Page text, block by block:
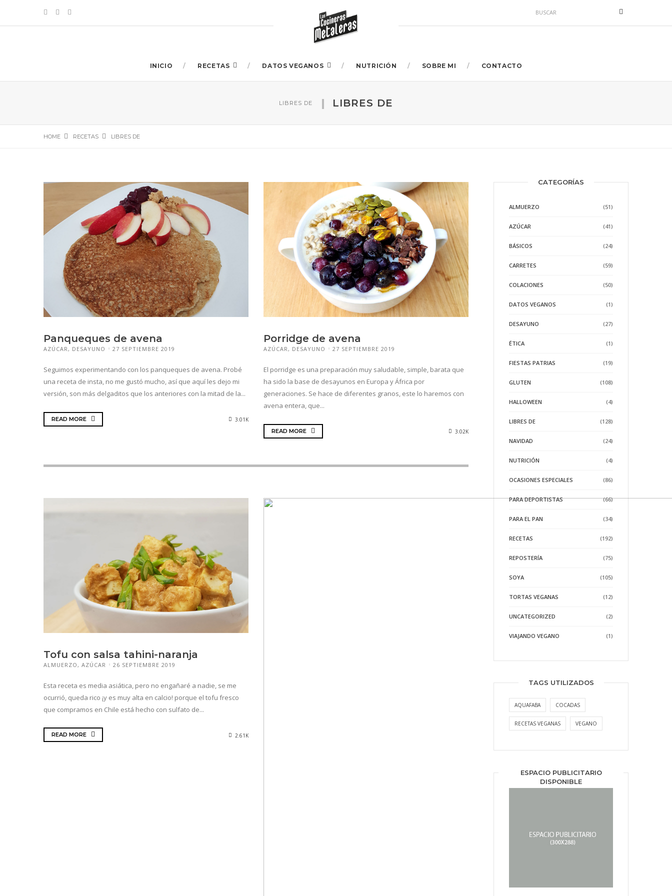
INICIO RECETAS DATOS VEGANOS NUTRICIÓN SOBRE MI CONTACTO
LIBRES DE LIBRES DE
HOME RECETAS LIBRES DE
Panqueques de avena
AZÚCAR, DESAYUNO 27 SEPTIEMBRE 2019
Seguimos experimentando con los panqueques de avena. Probé
una receta de insta, no me gustó mucho, así que aquí les dejo mi
versión, son más delgaditos que los anteriores con la mitad de la...
READ MORE 3.01K
Porridge de avena
AZÚCAR, DESAYUNO 27 SEPTIEMBRE 2019
El porridge es una preparación muy saludable, simple, barata que
ha sido la base de desayunos en Europa y África por
generaciones. Se hace de diferentes granos, este lo haremos con
avena entera, que...
READ MORE 3.02K
Tofu con salsa tahini-naranja
ALMUERZO, AZÚCAR 26 SEPTIEMBRE 2019
Esta receta es media asiática, pero no engañaré a nadie, se me
ocurrió, queda rico ¡y es muy alta en calcio! porque el tofu fresco
que compramos en Chile está hecho con sulfato de...
READ MORE 2.61K
CATEGORÍAS
ALMUERZO (51)
AZÚCAR (41)
BÁSICOS (24)
CARRETES (59)
COLACIONES (50)
DATOS VEGANOS (1)
DESAYUNO (27)
ÉTICA (1)
FIESTAS PATRIAS (19)
GLUTEN (108)
HALLOWEEN (4)
LIBRES DE (128)
NAVIDAD (24)
NUTRICIÓN (4)
OCASIONES ESPECIALES (86)
PARA DEPORTISTAS (66)
PARA EL PAN (34)
RECETAS (192)
REPOSTERÍA (75)
SOYA (105)
TORTAS VEGANAS (12)
UNCATEGORIZED (2)
VIAJANDO VEGANO (1)
TAGS UTILIZADOS
AQUAFABA COCADAS
RECETAS VEGANAS VEGANO
ESPACIO PUBLICITARIO
DISPONIBLE